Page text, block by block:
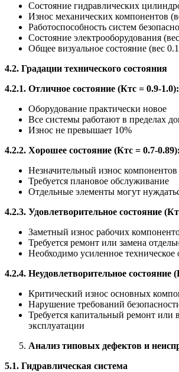
Состояние гидравлических
Износ механических компонентов
Работоспособность систем
Состояние электрооборудования
Общее визуальное состояние (вес
4.2. Градации технического состояния
4.2.1. Отличное состояние (Ктс = 0.9-1.0):
Оборудование практически новое
Все системы работают в пределах
Износ не превышает 10%
4.2.2. Хорошее состояние (Ктс = 0.7-0.89):
Незначительный износ компонентов
Требуется плановое обслуживание
Отдельные элементы могут
4.2.3. Удовлетворительное состояние
Заметный износ рабочих
Требуется ремонт или замена
Необходимо усиленное
4.2.4. Неудовлетворительное состояние
Критический износ основных
Нарушение требований
Требуется капитальный ремонт или
эксплуатации
Анализ типовых дефектов и
5.1. Гидравлическая система